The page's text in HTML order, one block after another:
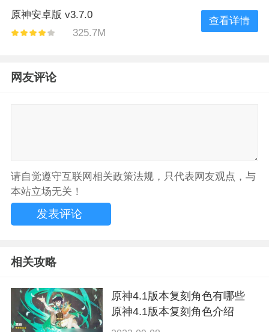
原神安卓版 v3.7.0
325.7M
查看详情
网友评论
请自觉遵守互联网相关政策法规，只代表网友观点，与
本站立场无关！
相关攻略
原神4.1版本复刻角色有哪些
原神4.1版本复刻角色介绍